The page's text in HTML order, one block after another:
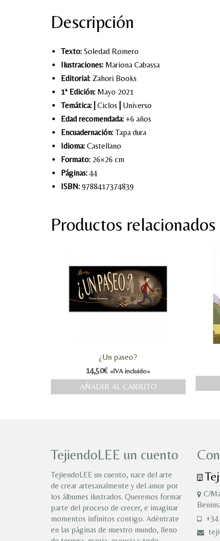
Descripción
Texto: Soledad Romero
Ilustraciones: Mariona Cabassa
Editorial: Zahori Books
1ª Edición: Mayo 2021
Temática: Ciclos
Universo
Edad recomendada: +6 años
Encuadernación: Tapa dura
Idioma: Castellano
Formato: 26×26 cm
Páginas: 44
ISBN: 9788417374839
Productos relacionados
¿Un paseo?
14,50€ «IVA incluido»
AÑADIR AL CARRITO
TejiendoLEE un cuento
TejiendoLEE un cuento, nace del arte
de crear artesanalmente y del amor por
los álbumes ilustrados. Queremos formar
parte del proceso de crecer, e imaginar
momentos infinitos contigo. Adéntrate
en las páginas de nuestro mundo, lleno
C/